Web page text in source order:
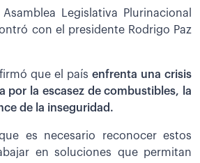
Legislativa Plurinacional
con el presidente Rodrigo Paz
que el país enfrenta una crisis
por la escasez de combustibles, la
de la inseguridad.
es necesario reconocer estos
en soluciones que permitan